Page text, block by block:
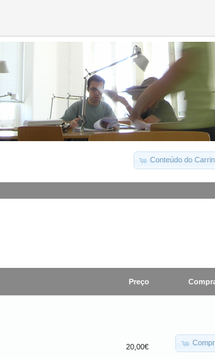
Conteúdo do
Preço
20,00€